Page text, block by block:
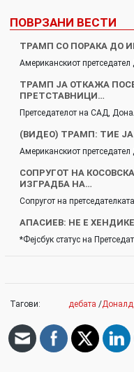
ПОВРЗАНИ ВЕСТИ
ТРАМП СО ПОРАКА ДО
Американскиот
ТРАМП ЈА ОТКАЖА
ПРЕТСТАВНИЦИ…
Претседателот на САД,
(ВИДЕО) ТРАМП: ТИЕ
Американскиот
СОПРУГОТ НА
ИЗГРАДБА НА…
Сопругот на
АПАСИЕВ: НЕ Е
*Фејсбук статус на
Тагови: дебата /